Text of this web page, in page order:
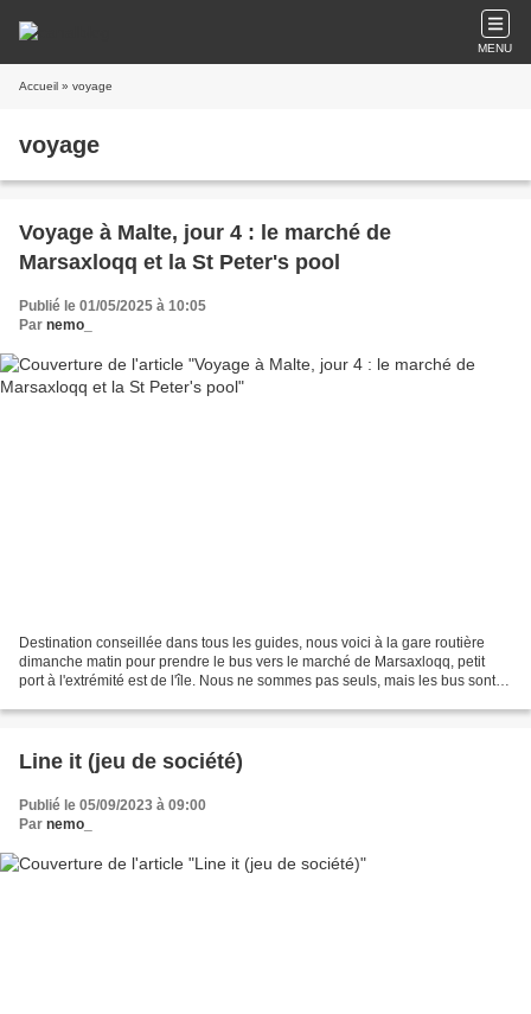
MENU
Accueil » voyage
voyage
Voyage à Malte, jour 4 : le marché de
Marsaxloqq et la St Peter's pool
Publié le 01/05/2025 à 10:05
Par nemo_
Destination conseillée dans tous les guides, nous voici à la gare routière
dimanche matin pour prendre le bus vers le marché de Marsaxloqq, petit
port à l'extrémité est de l'île. Nous ne sommes pas seuls, mais les bus sont
Line it (jeu de société)
Publié le 05/09/2023 à 09:00
Par nemo_